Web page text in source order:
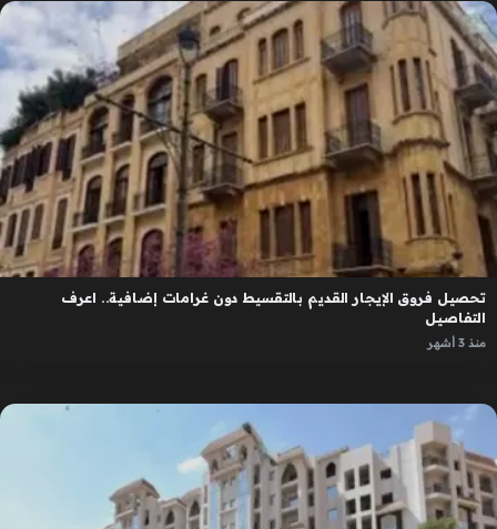
تحصيل فروق الإيجار القديم بالتقسيط دون غرامات إضافية.. اعرف
التفاصيل
منذ 3 أشهر